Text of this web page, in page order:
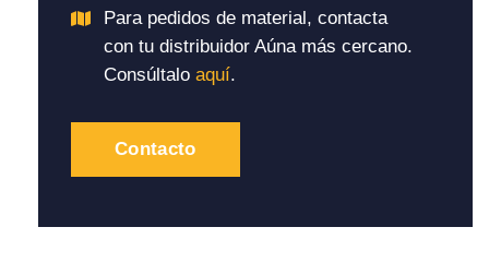
Para pedidos de material, contacta
con tu distribuidor Aúna más cercano.
Consúltalo aquí.
Contacto